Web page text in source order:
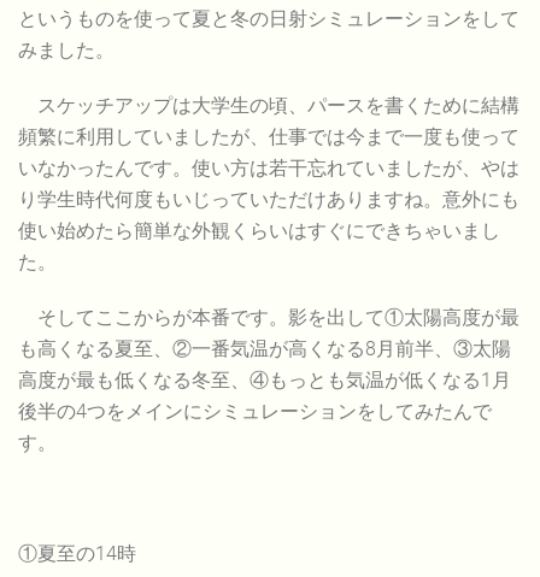
というものを使って夏と冬の日射シミュレーションをして
みました。
スケッチアップは大学生の頃、パースを書くために結構
頻繁に利用していましたが、仕事では今まで一度も使って
いなかったんです。使い方は若干忘れていましたが、やは
り学生時代何度もいじっていただけありますね。意外にも
使い始めたら簡単な外観くらいはすぐにできちゃいまし
た。
そしてここからが本番です。影を出して①太陽高度が最
も高くなる夏至、②一番気温が高くなる8月前半、③太陽
高度が最も低くなる冬至、④もっとも気温が低くなる1月
後半の4つをメインにシミュレーションをしてみたんで
す。
①夏至の14時